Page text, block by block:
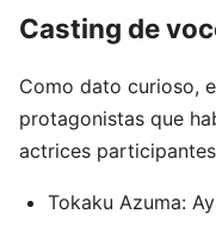
Casting de
Como dato curioso,
protagonistas que
actrices
Tokaku Azuma: